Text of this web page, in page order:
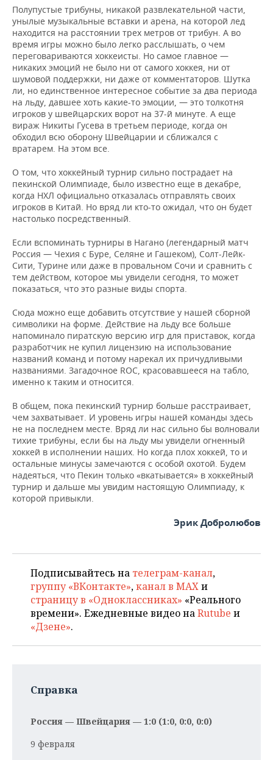
Полупустые трибуны, никакой развлекательной части,
унылые музыкальные вставки и арена, на которой лед
находится на расстоянии трех метров от трибун. А во
время игры можно было легко расслышать, о чем
переговариваются хоккеисты. Но самое главное —
никаких эмоций не было ни от самого хоккея, ни от
шумовой поддержки, ни даже от комментаторов. Шутка
ли, но единственное интересное событие за два периода
на льду, давшее хоть какие-то эмоции, — это толкотня
игроков у швейцарских ворот на 37-й минуте. А еще
вираж Никиты Гусева в третьем периоде, когда он
обходил всю оборону Швейцарии и сближался с
вратарем. На этом все.
О том, что хоккейный турнир сильно пострадает на
пекинской Олимпиаде, было известно еще в декабре,
когда НХЛ официально отказалась отправлять своих
игроков в Китай. Но вряд ли кто-то ожидал, что он будет
настолько посредственный.
Если вспоминать турниры в Нагано (легендарный матч
Россия — Чехия с Буре, Селяне и Гашеком), Солт-Лейк-
Сити, Турине или даже в провальном Сочи и сравнить с
тем действом, которое мы увидели сегодня, то может
показаться, что это разные виды спорта.
Сюда можно еще добавить отсутствие у нашей сборной
символики на форме. Действие на льду все больше
напоминало пиратскую версию игр для приставок, когда
разработчик не купил лицензию на использование
названий команд и потому нарекал их причудливыми
названиями. Загадочное ROC, красовавшееся на табло,
именно к таким и относится.
В общем, пока пекинский турнир больше расстраивает,
чем захватывает. И уровень игры нашей команды здесь
не на последнем месте. Вряд ли нас сильно бы волновали
тихие трибуны, если бы на льду мы увидели огненный
хоккей в исполнении наших. Но когда плох хоккей, то и
остальные минусы замечаются с особой охотой. Будем
надеяться, что Пекин только «вкатывается» в хоккейный
турнир и дальше мы увидим настоящую Олимпиаду, к
которой привыкли.
Эрик Добролюбов
Подписывайтесь на телеграм-канал,
группу «ВКонтакте»,канал в MAXи
страницу в «Одноклассниках» «Реального
времени». Ежедневные видео наRutube и
«Дзене».
Справка
Россия — Швейцария — 1:0 (1:0, 0:0, 0:0)
9 февраля